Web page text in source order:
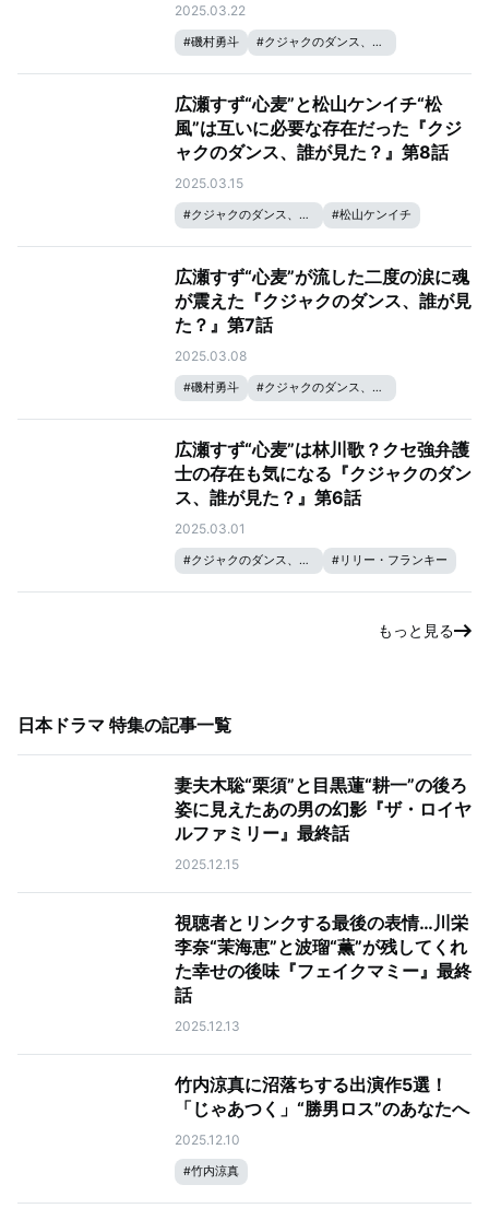
2025.03.22
#磯村勇斗 #クジャクのダンス、誰が見た？
広瀬すず“心麦”と松山ケンイチ“松
風”は互いに必要な存在だった『クジ
ャクのダンス、誰が見た？』第8話
2025.03.15
#クジャクのダンス、誰が見た？ #松山ケンイチ
広瀬すず“心麦”が流した二度の涙に魂
が震えた『クジャクのダンス、誰が見
た？』第7話
2025.03.08
#磯村勇斗 #クジャクのダンス、誰が見た？
#広瀬すず
広瀬すず“心麦”は林川歌？クセ強弁護
士の存在も気になる『クジャクのダン
ス、誰が見た？』第6話
2025.03.01
#クジャクのダンス、誰が見た？ #リリー・フランキー
もっと見る
日本ドラマ 特集の記事一覧
妻夫木聡“栗須”と目黒蓮“耕一”の後ろ
姿に見えたあの男の幻影『ザ・ロイヤ
ルファミリー』最終話
2025.12.15
視聴者とリンクする最後の表情…川栄
李奈“茉海恵”と波瑠“薫”が残してくれ
た幸せの後味『フェイクマミー』最終
話
2025.12.13
竹内涼真に沼落ちする出演作5選！
「じゃあつく」“勝男ロス”のあなたへ
2025.12.10
#竹内涼真